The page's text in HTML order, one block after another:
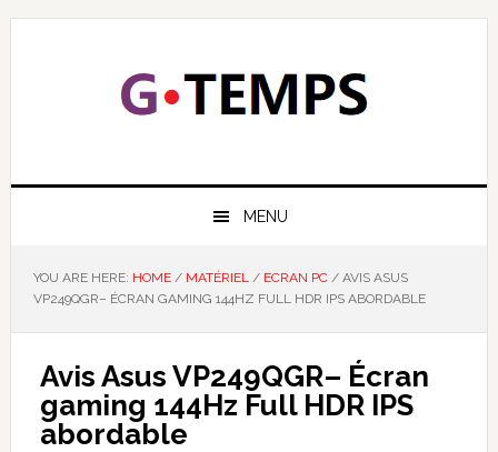
Skip
Skip
Skip
Skip
GTEMPS
MENU
YOU ARE HERE: HOME / MATÉRIEL / ECRAN PC /AVIS ASUS
VP249QGR– ÉCRAN GAMING 144HZ FULL HDR IPS ABORDABLE
Avis Asus VP249QGR– Écran
gaming 144Hz Full HDR IPS
abordable